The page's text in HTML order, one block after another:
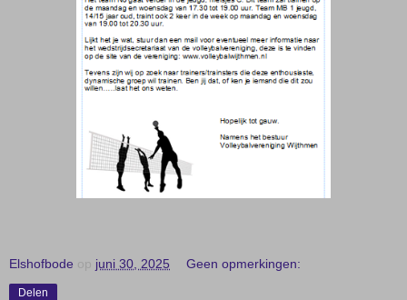
Elshofbode op juni 30, 2025 Geen opmerkingen:
Delen